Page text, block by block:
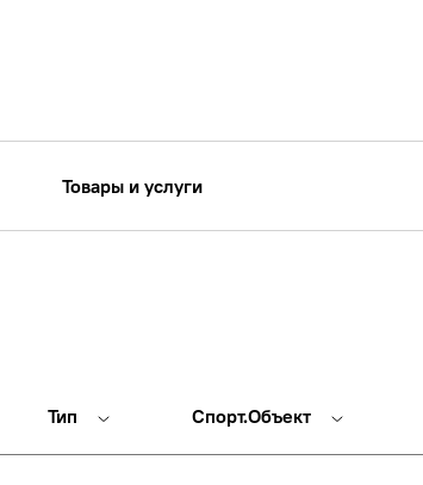
Товары и услуги
Тип Спорт.Объект